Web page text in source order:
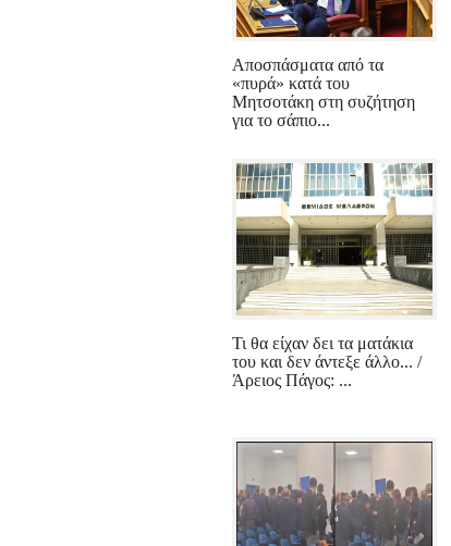
Αποσπάσματα από τα
«πυρά» κατά του
Μητσοτάκη στη συζήτηση
για το σάπιο...
Τι θα είχαν δει τα ματάκια
του και δεν άντεξε άλλο... /
Άρειος Πάγος: ...